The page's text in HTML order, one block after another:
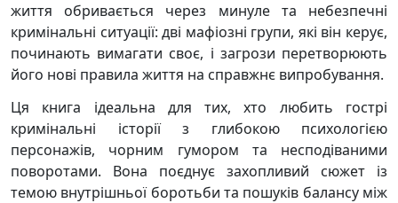
життя обривається через минуле та небезпечні
кримінальні ситуації: дві мафіозні групи, які він керує,
починають вимагати своє, і загрози перетворюють
його нові правила життя на справжнє випробування.
Ця книга ідеальна для тих, хто любить гострі
кримінальні історії з глибокою психологією
персонажів, чорним гумором та несподіваними
поворотами. Вона поєднує захопливий сюжет із
темою внутрішньої боротьби та пошуків балансу між